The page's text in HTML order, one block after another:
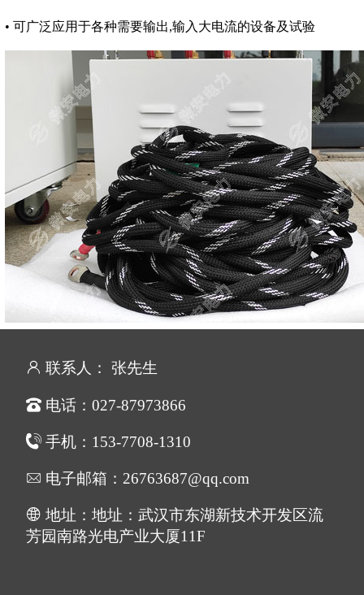
• 可广泛应用于各种需要输出,输入大电流的设备及试验
联系人： 张先生
电话：027-87973866
手机：153-7708-1310
电子邮箱：26763687@qq.com
地址：地址：武汉市东湖新技术开发区流
芳园南路光电产业大厦11F